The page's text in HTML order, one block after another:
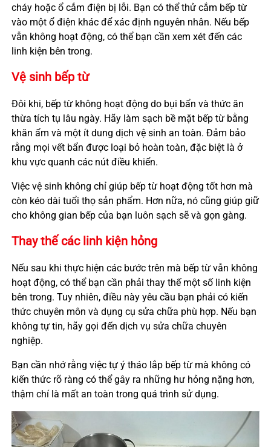
cháy hoặc ổ cắm điện bị lỗi. Bạn có thể thử cắm bếp từ
vào một ổ điện khác để xác định nguyên nhân. Nếu bếp
vẫn không hoạt động, có thể bạn cần xem xét đến các
linh kiện bên trong.
Vệ sinh bếp từ
Đôi khi, bếp từ không hoạt động do bụi bẩn và thức ăn
thừa tích tụ lâu ngày. Hãy làm sạch bề mặt bếp từ bằng
khăn ẩm và một ít dung dịch vệ sinh an toàn. Đảm bảo
rằng mọi vết bẩn được loại bỏ hoàn toàn, đặc biệt là ở
khu vực quanh các nút điều khiển.
Việc vệ sinh không chỉ giúp bếp từ hoạt động tốt hơn mà
còn kéo dài tuổi thọ sản phẩm. Hơn nữa, nó cũng giúp giữ
cho không gian bếp của bạn luôn sạch sẽ và gọn gàng.
Thay thế các linh kiện hỏng
Nếu sau khi thực hiện các bước trên mà bếp từ vẫn không
hoạt động, có thể bạn cần phải thay thế một số linh kiện
bên trong. Tuy nhiên, điều này yêu cầu bạn phải có kiến
thức chuyên môn và dụng cụ sửa chữa phù hợp. Nếu bạn
không tự tin, hãy gọi đến dịch vụ sửa chữa chuyên
nghiệp.
Bạn cần nhớ rằng việc tự ý tháo lắp bếp từ mà không có
kiến thức rõ ràng có thể gây ra những hư hỏng nặng hơn,
thậm chí là mất an toàn trong quá trình sử dụng.